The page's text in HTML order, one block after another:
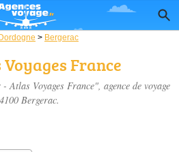
> Bergerac
France
Atlas Voyages France", agence de voyage
Bergerac.